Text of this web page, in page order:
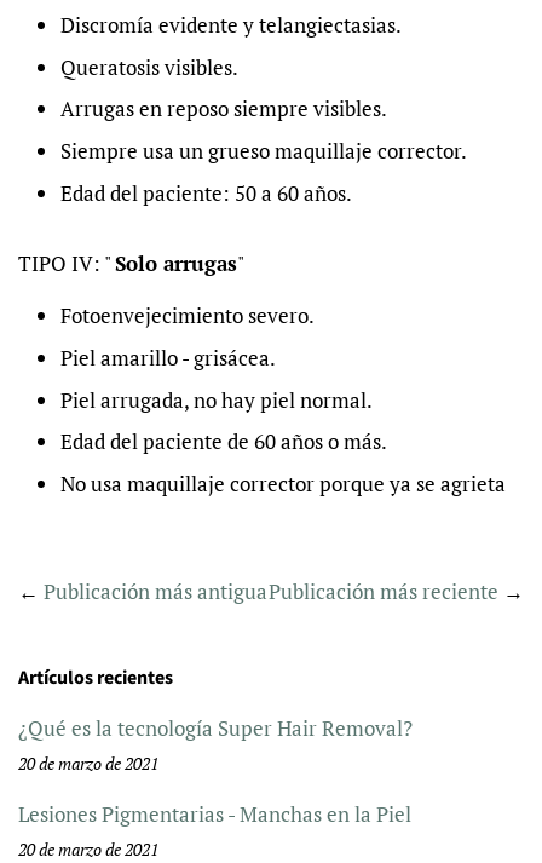
Discromía evidente y telangiectasias.
Queratosis visibles.
Arrugas en reposo siempre visibles.
Siempre usa un grueso maquillaje corrector.
Edad del paciente: 50 a 60 años.
TIPO IV: "Solo arrugas"
Fotoenvejecimiento severo.
Piel amarillo - grisácea.
Piel arrugada, no hay piel normal.
Edad del paciente de 60 años o más.
No usa maquillaje corrector porque ya se agrieta
← Publicación más antiguaPublicación más reciente →
Artículos recientes
¿Qué es la tecnología Super Hair Removal?
20 de marzo de 2021
Lesiones Pigmentarias - Manchas en la Piel
20 de marzo de 2021